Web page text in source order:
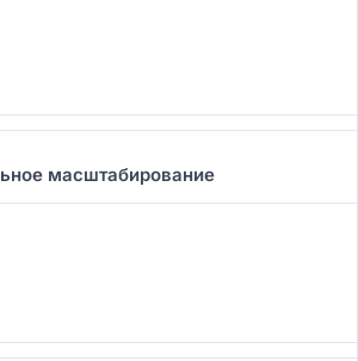
масштабирование